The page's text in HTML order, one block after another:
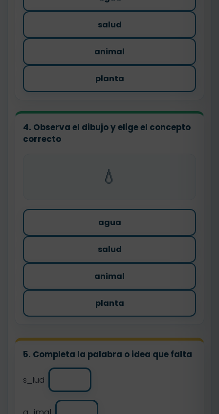
salud
animal
planta
4. Observa el dibujo y elige el concepto
correcto
💧
agua
salud
animal
planta
5. Completa la palabra o idea que falta
s_lud